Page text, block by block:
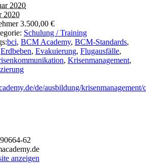
2020
2020
3.500,00 €
Schulung / Training
bci, BCM Academy, BCM-Standards,
Erdbeben, Evakuierung, Flugausfälle,
, Krisenmanagement,
de/ausbildung/krisenmanagement/
62
anzeigen